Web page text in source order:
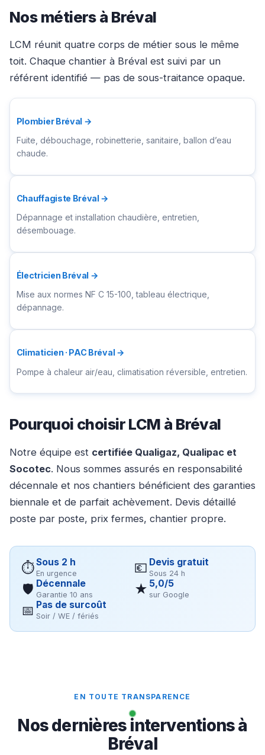
Nos métiers à Bréval
LCM réunit quatre corps de métier sous le même
toit. Chaque chantier à Bréval est suivi par un
référent identifié — pas de sous-traitance opaque.
Plombier Bréval →
Fuite, débouchage, robinetterie, sanitaire, ballon d’eau
chaude.
Chauffagiste Bréval →
Dépannage et installation chaudière, entretien,
désembouage.
Électricien Bréval →
Mise aux normes NF C 15-100, tableau électrique,
dépannage.
Climaticien · PAC Bréval →
Pompe à chaleur air/eau, climatisation réversible, entretien.
Pourquoi choisir LCM à Bréval
Notre équipe est certifiée Qualigaz, Qualipac et
Socotec. Nous sommes assurés en responsabilité
décennale et nos chantiers bénéficient des garanties
biennale et de parfait achèvement. Devis détaillé
poste par poste, prix fermes, chantier propre.
⏱Sous 2 h
En urgence 💶 Devis gratuit
Sous 24 h
🛡 Décennale
Garantie 10 ans ★ 5,0/5
sur Google
📅 Pas de surcoût
Soir / WE / fériés
EN TOUTE TRANSPARENCE
Nos dernières interventions à
Bréval